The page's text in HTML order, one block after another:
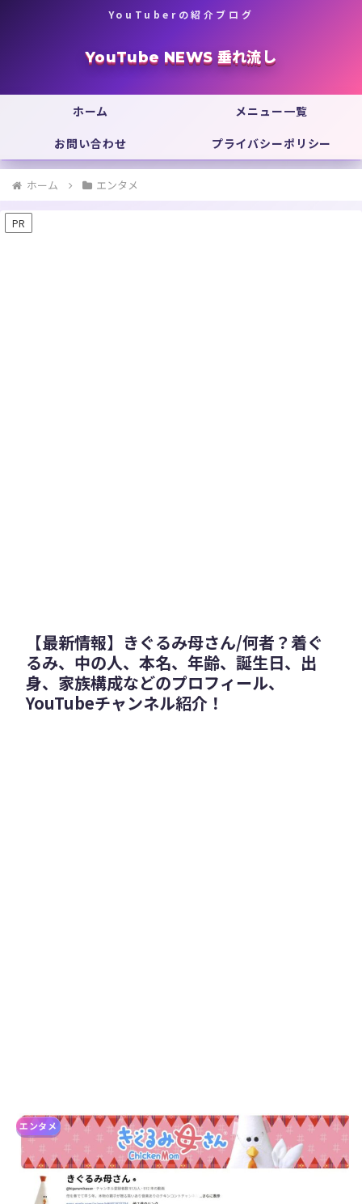
YouTuberの紹介ブログ
YouTube NEWS 垂れ流し
ホーム
メニュー一覧
お問い合わせ
プライバシーポリシー
ホーム エンタメ
PR
【最新情報】きぐるみ母さん/何者？着ぐ
るみ、中の人、本名、年齢、誕生日、出
身、家族構成などのプロフィール、
YouTubeチャンネル紹介！
エンタメ